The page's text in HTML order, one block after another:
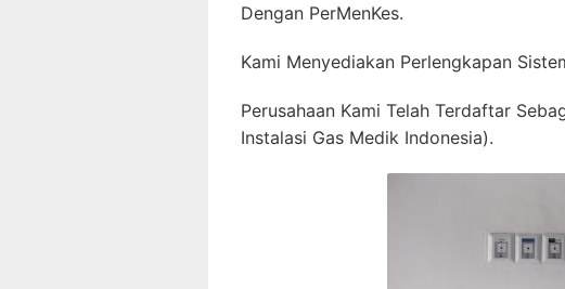
Dengan PerMenKes.
Kami Menyediakan Perlengkapan
Perusahaan Kami Telah Terdaftar
Instalasi Gas Medik Indonesia).